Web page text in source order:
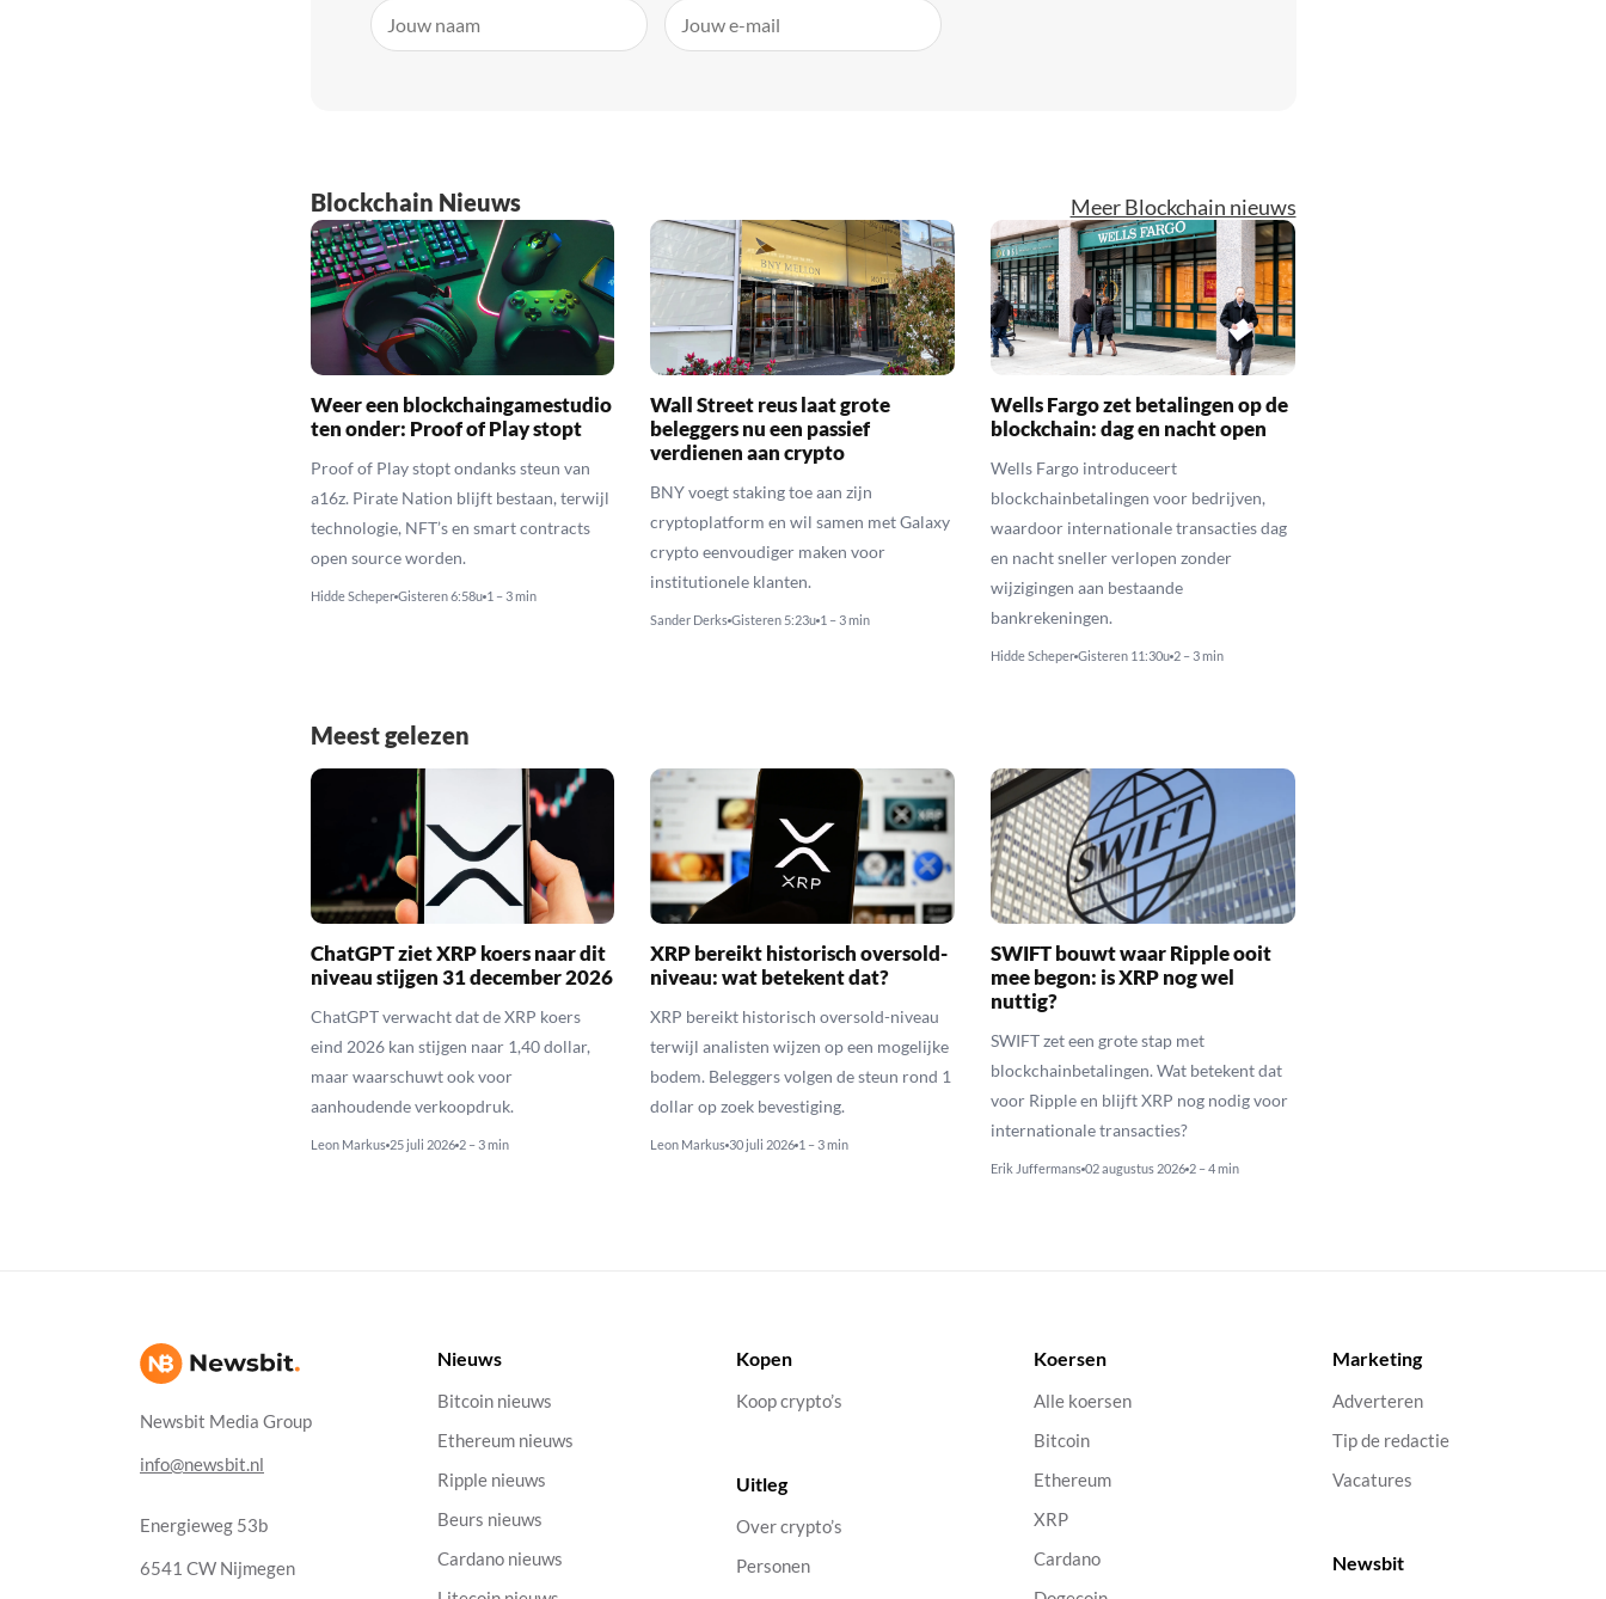
Blockchain Nieuws Meer Blockchain nieuws
Weer een blockchaingamestudio
ten onder: Proof of Play stopt
Proof of Play stopt ondanks steun van
a16z. Pirate Nation blijft bestaan, terwijl
technologie, NFT’s en smart contracts
open source worden.
Hidde Scheper Gisteren 6:58u 1 – 3 min
Wall Street reus laat grote
beleggers nu een passief
verdienen aan crypto
BNY voegt staking toe aan zijn
cryptoplatform en wil samen met Galaxy
crypto eenvoudiger maken voor
institutionele klanten.
Sander Derks Gisteren 5:23u 1 – 3 min
Wells Fargo zet betalingen op de
blockchain: dag en nacht open
Wells Fargo introduceert
blockchainbetalingen voor bedrijven,
waardoor internationale transacties dag
en nacht sneller verlopen zonder
wijzigingen aan bestaande
bankrekeningen.
Hidde Scheper Gisteren 11:30u 2 – 3 min
Meest gelezen
ChatGPT ziet XRP koers naar dit
niveau stijgen 31 december 2026
ChatGPT verwacht dat de XRP koers
eind 2026 kan stijgen naar 1,40 dollar,
maar waarschuwt ook voor
aanhoudende verkoopdruk.
Leon Markus 25 juli 2026 2 – 3 min
XRP bereikt historisch oversold-
niveau: wat betekent dat?
XRP bereikt historisch oversold-niveau
terwijl analisten wijzen op een mogelijke
bodem. Beleggers volgen de steun rond 1
dollar op zoek bevestiging.
Leon Markus 30 juli 2026 1 – 3 min
SWIFT bouwt waar Ripple ooit
mee begon: is XRP nog wel
nuttig?
SWIFT zet een grote stap met
blockchainbetalingen. Wat betekent dat
voor Ripple en blijft XRP nog nodig voor
internationale transacties?
Erik Juffermans 02 augustus 2026 2 – 4 min
Newsbit Media Group
info@newsbit.nl
Energieweg 53b
6541 CW Nijmegen
Nieuws
Bitcoin nieuws
Ethereum nieuws
Ripple nieuws
Beurs nieuws
Cardano nieuws
Kopen
Koop crypto’s
Uitleg
Over crypto’s
Personen
Koersen
Alle koersen
Bitcoin
Ethereum
XRP
Cardano
Marketing
Adverteren
Tip de redactie
Vacatures
Newsbit